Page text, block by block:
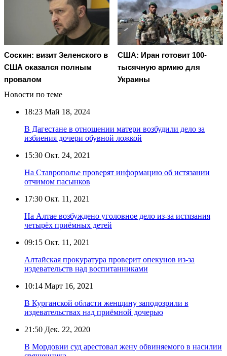
Соскин: визит Зеленского в
США оказался полным
провалом
США: Иран готовит 100-
тысячную армию для
Украины
Новости по теме
18:23 Май 18, 2024
В Дагестане в отношении матери возбудили дело за
избиения дочери обувной ложкой
15:30 Окт. 24, 2021
На Ставрополье проверят информацию об истязании
отчимом пасынков
17:30 Окт. 11, 2021
На Алтае возбуждено уголовное дело из-за истязания
четырёх приёмных детей
09:15 Окт. 11, 2021
Алтайская прокуратура проверит опекунов из-за
издевательств над воспитанниками
10:14 Март 16, 2021
В Курганской области женщину заподозрили в
издевательствах над приёмной дочерью
21:50 Дек. 22, 2020
В Мордовии суд арестовал жену обвиняемого в насилии